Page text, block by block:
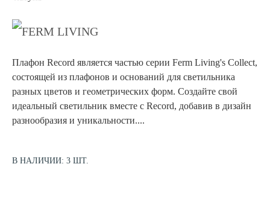
Плафон Record является частью серии Ferm Living's Collect,
состоящей из плафонов и оснований для светильника
разных цветов и геометрических форм. Создайте свой
идеальный светильник вместе с Record, добавив в дизайн
разнообразия и уникальности....
В НАЛИЧИИ: 3 ШТ.